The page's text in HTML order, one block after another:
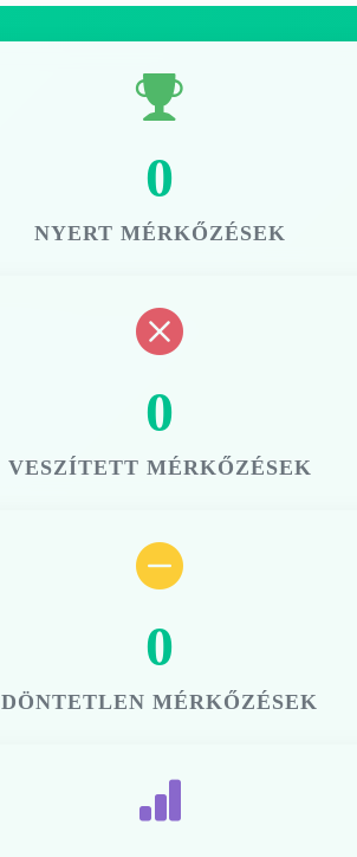
0
NYERT MÉRKŐZÉSEK
0
VESZÍTETT MÉRKŐZÉSEK
0
DÖNTETLEN MÉRKŐZÉSEK